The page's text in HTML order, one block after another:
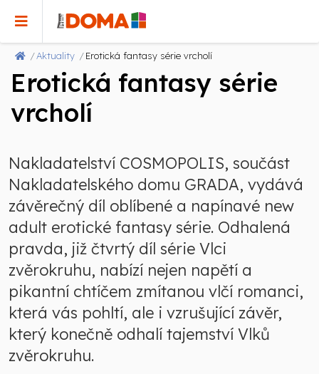
Aktuality Erotická fantasy série vrcholí
Erotická fantasy série
vrcholí
Nakladatelství COSMOPOLIS, součást
Nakladatelského domu GRADA, vydává
závěrečný díl oblíbené a napínavé new
adult erotické fantasy série. Odhalená
pravda, již čtvrtý díl série Vlci
zvěrokruhu, nabízí nejen napětí a
pikantní chtíčem zmítanou vlčí romanci,
která vás pohltí, ale i vzrušující závěr,
který konečně odhalí tajemství Vlků
zvěrokruhu.